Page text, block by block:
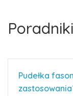
Pudełka